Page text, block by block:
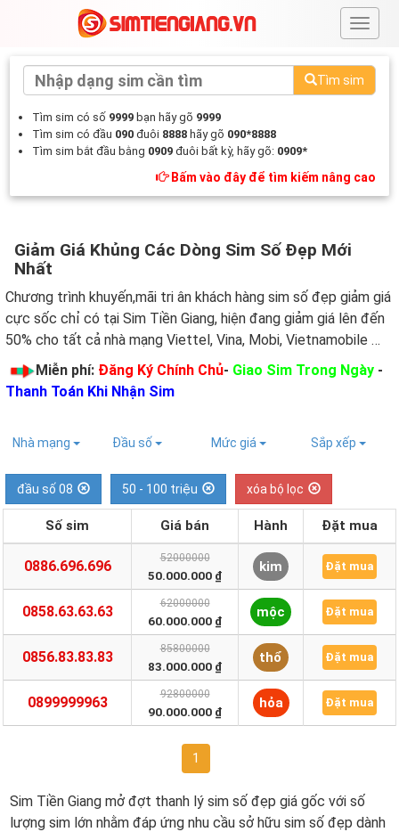
#
Tìm sim
Tìm sim có số 9999 bạn hãy gõ 9999
Tìm sim có đầu 090 đuôi 8888 hãy gõ 090*8888
Tìm sim bắt đầu bằng 0909 đuôi bất kỳ, hãy gõ: 0909*
Bấm vào đây để tìm kiếm nâng cao
Giảm Giá Khủng Các Dòng Sim Số Đẹp Mới
Nhất
Chương trình khuyến,mãi tri ân khách hàng sim số đẹp giảm giá
cực sốc chỉ có tại Sim Tiền Giang, hiện đang giảm giá lên đến
50% cho tất cả nhà mạng Viettel, Vina, Mobi, Vietnamobile …
Miễn phí: Đăng Ký Chính Chủ- Giao Sim Trong Ngày -
Thanh Toán Khi Nhận Sim
Nhà mạng Đầu số Mức giá Sắp xếp
đầu số 08 50 - 100 triệu xóa bộ lọc
Số sim Giá bán Hành Đặt mua
0886.696.696 52000000
50.000.000 ₫
kim Đặt mua
0858.63.63.63 62000000
60.000.000 ₫
mộc Đặt mua
0856.83.83.83 85800000
83.000.000 ₫
thổ Đặt mua
0899999963 92800000
90.000.000 ₫
hỏa Đặt mua
1
Sim Tiền Giang mở đợt thanh lý sim số đẹp giá gốc với số
lượng sim lớn nhằm đáp ứng nhu cầu sở hữu sim số đẹp dành